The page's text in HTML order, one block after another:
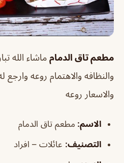
مطعم تاق الدمام ماشاء الله
والنظافه والاهتمام روعه
والاسعار روعه
الاسم: مطعم تاق الدمام
التصنيف: عائلات – افراد